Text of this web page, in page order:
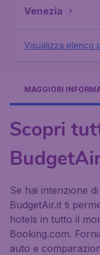
Venezia
Visualizza elenco
MAGGIORI
Scopri
Se hai intenzione
BudgetAir.it ti
hotels in tutto il
Booking.com.
auto e